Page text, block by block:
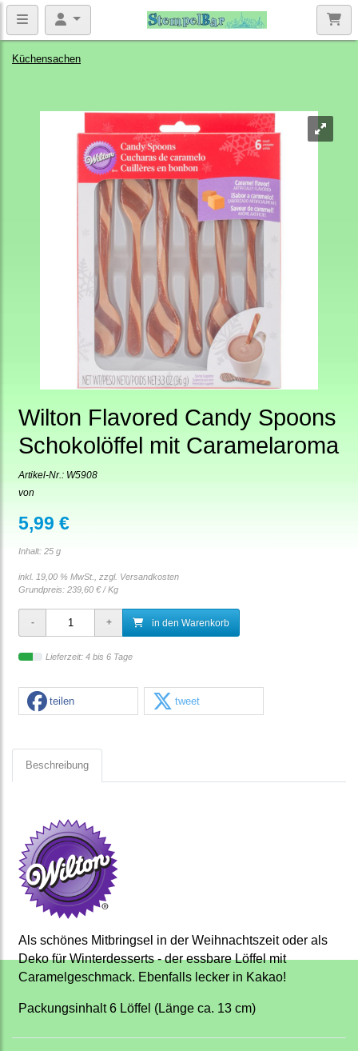
Küchensachen
Wilton Flavored Candy Spoons
Schokolöffel mit Caramelaroma
Artikel-Nr.: W5908
von
5,99 €
Inhalt: 25 g
inkl. 19,00 % MwSt., zzgl. Versandkosten
Grundpreis: 239,60 € / Kg
in den Warenkorb
Lieferzeit: 4 bis 6 Tage
teilen tweet
Beschreibung
Als schönes Mitbringsel in der Weihnachtszeit oder als
Deko für Winterdesserts - der essbare Löffel mit
Caramelgeschmack. Ebenfalls lecker in Kakao!
Packungsinhalt 6 Löffel (Länge ca. 13 cm)